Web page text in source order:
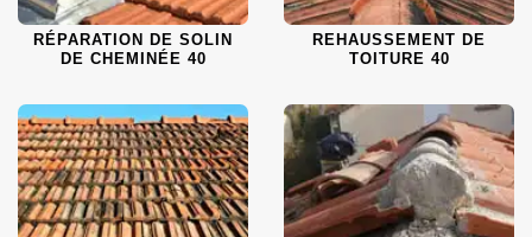
RÉPARATION DE SOLIN
DE CHEMINÉE 40
REHAUSSEMENT DE
TOITURE 40